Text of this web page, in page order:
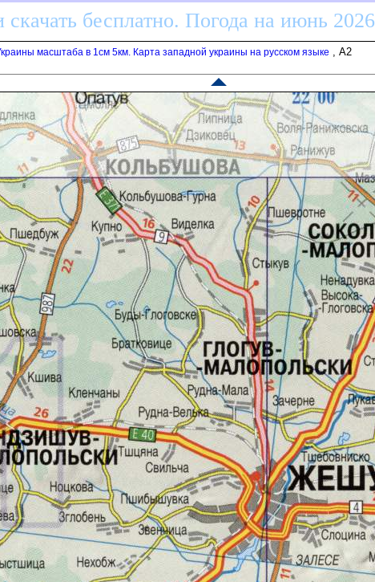
бесплатно. Погода на июнь 2026
масштаба в 1см 5км. Карта западной украины на русском языке , A2